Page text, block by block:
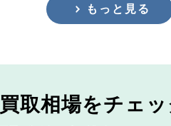
もっと見る
買取相場をチェ